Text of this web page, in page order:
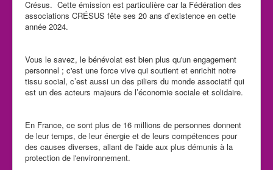
Crésus. Cette émission est particulière car la Fédération des
associations CRÉSUS fête ses 20 ans d’existence en cette
année 2024.
Vous le savez, le bénévolat est bien plus qu'un engagement
personnel ; c'est une force vive qui soutient et enrichit notre
tissu social, c’est aussi un des piliers du monde associatif qui
est un des acteurs majeurs de l’économie sociale et solidaire.
En France, ce sont plus de 16 millions de personnes donnent
de leur temps, de leur énergie et de leurs compétences pour
des causes diverses, allant de l'aide aux plus démunis à la
protection de l'environnement.